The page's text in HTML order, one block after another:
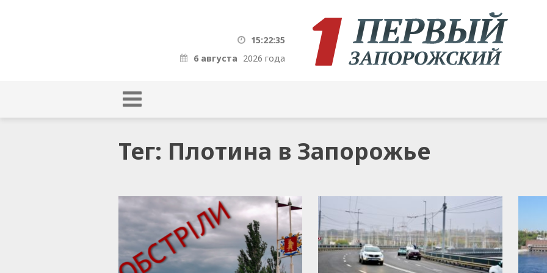
15:22:36
6 августа 2026 года
Тег: Плотина в Запорожье